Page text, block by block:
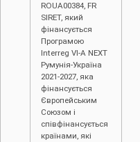
ROUA00384, FR
SIRET, який
фінансується
Програмою
Interreg VI-A NEXT
Румунія-Україна
2021-2027, яка
фінансується
Європейським
Союзом і
співфінансується
країнами, які